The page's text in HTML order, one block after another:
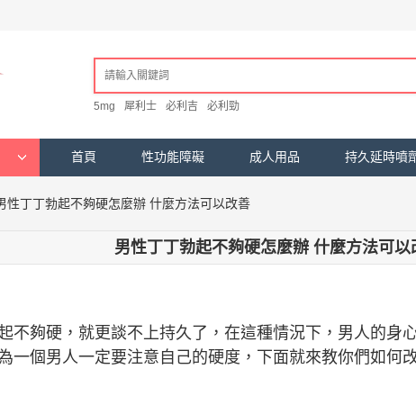
5mg 犀利士 必利吉 必利勁
首頁 性功能障礙 成人用品 持久延時噴
性丁丁勃起不夠硬怎麼辦 什麼方法可以改善
男性丁丁勃起不夠硬怎麼辦 什麼方法可以
不夠硬，就更談不上持久了，在這種情況下，男人的身
一個男人一定要注意自己的硬度，下面就來教你們如何